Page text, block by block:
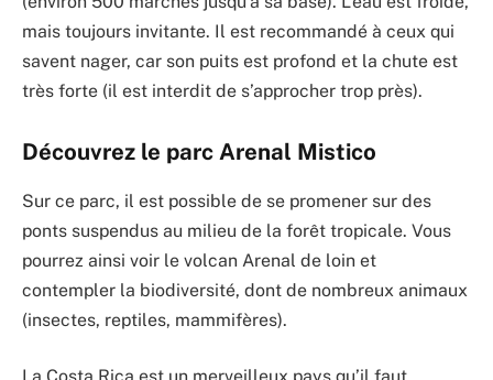
mais toujours invitante. Il est recommandé à ceux qui
savent nager, car son puits est profond et la chute est
très forte (il est interdit de s’approcher trop près).
Découvrez le parc Arenal Mistico
Sur ce parc, il est possible de se promener sur des
ponts suspendus au milieu de la forêt tropicale. Vous
pourrez ainsi voir le volcan Arenal de loin et
contempler la biodiversité, dont de nombreux animaux
(insectes, reptiles, mammifères).